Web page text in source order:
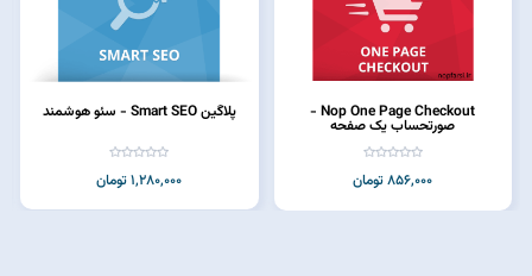
Nop One Page Checkout -
صورتحساب یک صفحه
856,000 تومان
پلاگین Smart SEO - سئو هوشمند
1,280,000 تومان